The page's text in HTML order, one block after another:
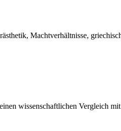
Machtverhältnisse,
wissenschaftlichen Vergleich